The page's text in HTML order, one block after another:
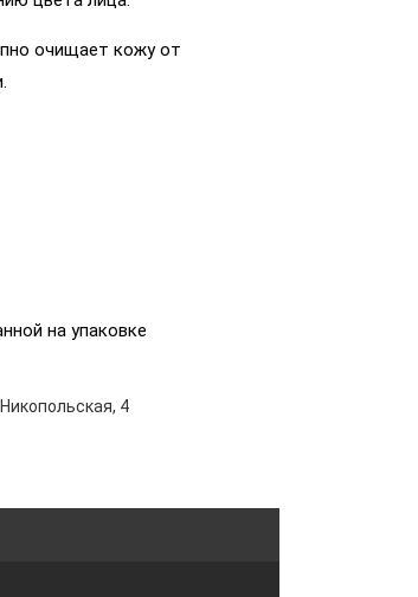
очищает кожу от
на упаковке
4